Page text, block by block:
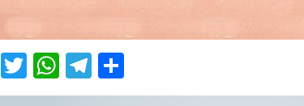
Facebook
Twitter
WhatsApp
Telegram